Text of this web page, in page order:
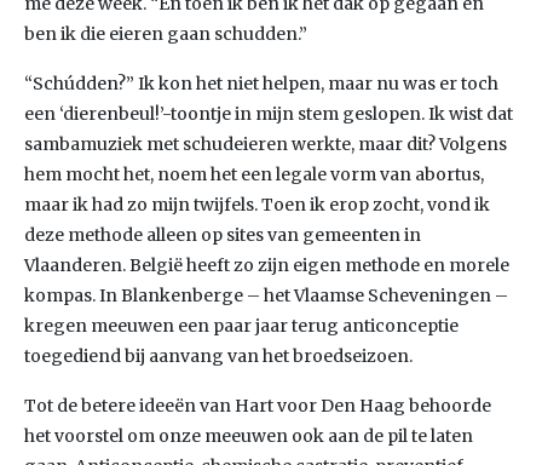
ben ik die eieren gaan schudden.”
“Schúdden?” Ik kon het niet helpen, maar nu was er toch
een ‘dierenbeul!’-toontje in mijn stem geslopen. Ik wist dat
sambamuziek met schudeieren werkte, maar dit? Volgens
hem mocht het, noem het een legale vorm van abortus,
maar ik had zo mijn twijfels. Toen ik erop zocht, vond ik
deze methode alleen op sites van gemeenten in
Vlaanderen. België heeft zo zijn eigen methode en morele
kompas. In Blankenberge – het Vlaamse Scheveningen –
kregen meeuwen een paar jaar terug anticonceptie
toegediend bij aanvang van het broedseizoen.
Tot de betere ideeën van Hart voor Den Haag behoorde
het voorstel om onze meeuwen ook aan de pil te laten